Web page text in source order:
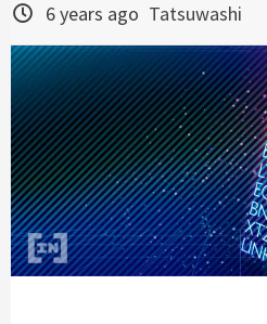
6 years ago Tatsuwashi